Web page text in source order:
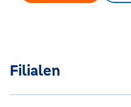
Filialen